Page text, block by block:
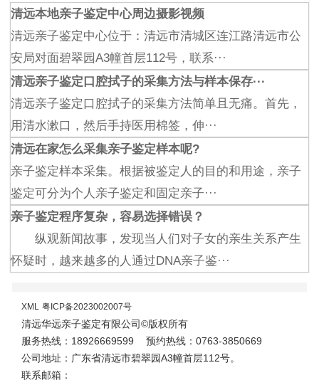
清远本地亲子鉴定中心周边摄影视频
清远亲子鉴定中心位于：清远市清城区连江路清远市公
安局对面碧翠园A3幢首层112号，联系···
清远亲子鉴定口腔拭子的采集方法与样本保存···
清远亲子鉴定口腔拭子的采集方法简单且无痛。首先，
用清水漱口，然后手持医用棉签，伸···
清远在家怎么采集亲子鉴定样本呢?
亲子鉴定样本采集。根据被鉴定人的目的和用途，亲子
鉴定可分为个人亲子鉴定和固定亲子···
亲子鉴定程序复杂，容易选择错误？
纵观新闻故事，发现当人们对子女的亲生关系产生
怀疑时，越来越多的人通过DNA亲子鉴···
XML 粤ICP备2023002007号
清远华远亲子鉴定有限公司©版权所有
服务热线：18926669599
预约热线：0763-3850669
公司地址：广东省清远市碧翠园A3幢首层112号。
联系邮箱：